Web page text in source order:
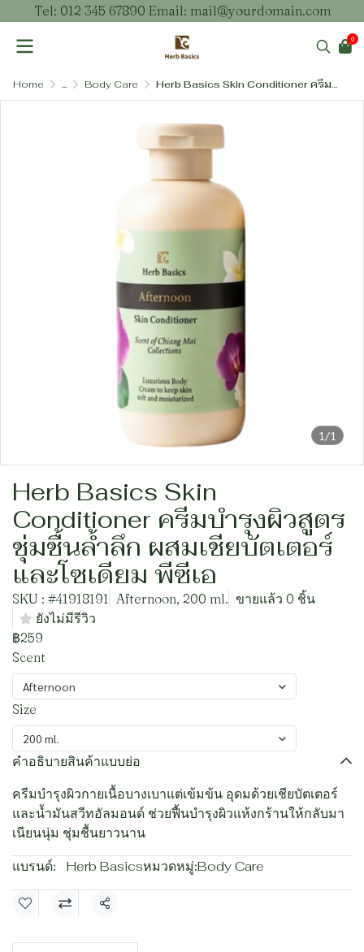
Tel: 012 345 67890 Email: mail@yourdomain.com
0
Home ... Body Care Herb Basics Skin Conditioner ครีมบำรุงผิวสูตรชุ่มชื้นล้ำลึก ผสมเชียบัตเตอร์และโซเดียม พีซีเอ
1/1
Herb Basics Skin
Conditioner ครีมบำรุงผิวสูตร
ชุ่มชื้นล้ำลึก ผสมเชียบัตเตอร์
และโซเดียม พีซีเอ
SKU : #41918191 Afternoon, 200 ml. ขายแล้ว 0 ชิ้น
ยังไม่มีรีวิว
฿259
Scent
Afternoon
Size
200 ml.
คำอธิบายสินค้าแบบย่อ
ครีมบำรุงผิวกายเนื้อบางเบาแต่เข้มข้น อุดมด้วยเชียบัตเตอร์
และน้ำมันสวีทอัลมอนด์ ช่วยฟื้นบำรุงผิวแห้งกร้านให้กลับมา
เนียนนุ่ม ชุ่มชื้นยาวนาน
แบรนด์: Herb Basicsหมวดหมู่:Body Care
แชร์